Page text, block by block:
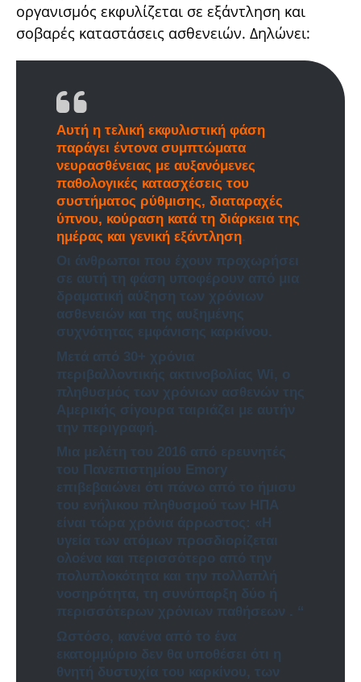
οργανισμός εκφυλίζεται σε εξάντληση και
σοβαρές καταστάσεις ασθενειών. Δηλώνει:
Αυτή η τελική εκφυλιστική φάση
παράγει έντονα συμπτώματα
νευρασθένειας με αυξανόμενες
παθολογικές κατασχέσεις του
συστήματος ρύθμισης, διαταραχές
ύπνου, κούραση κατά τη διάρκεια της
ημέρας και γενική εξάντληση.
Οι άνθρωποι που έχουν προχωρήσει
σε αυτή τη φάση υποφέρουν από μια
δραματική αύξηση των χρόνιων
ασθενειών και της αυξημένης
συχνότητας εμφάνισης καρκίνου.
Μετά από 30+ χρόνια
περιβαλλοντικής ακτινοβολίας Wi, ο
πληθυσμός των χρόνιων ασθενών της
Αμερικής σίγουρα ταιριάζει με αυτήν
την περιγραφή.
Μια μελέτη του 2016 από ερευνητές
του Πανεπιστημίου Emory
επιβεβαιώνει ότι πάνω από το ήμισυ
του ενήλικου πληθυσμού των ΗΠΑ
είναι τώρα χρόνια άρρωστος: «Η
υγεία των ατόμων προσδιορίζεται
ολοένα και περισσότερο από την
πολυπλοκότητα και την πολλαπλή
νοσηρότητα, τη συνύπαρξη δύο ή
περισσότερων χρόνιων παθήσεων . “
Ωστόσο, κανένα από το ένα
εκατομμύριο δεν θα υποθέσει ότι η
θνητή δυστυχία του καρκίνου, των